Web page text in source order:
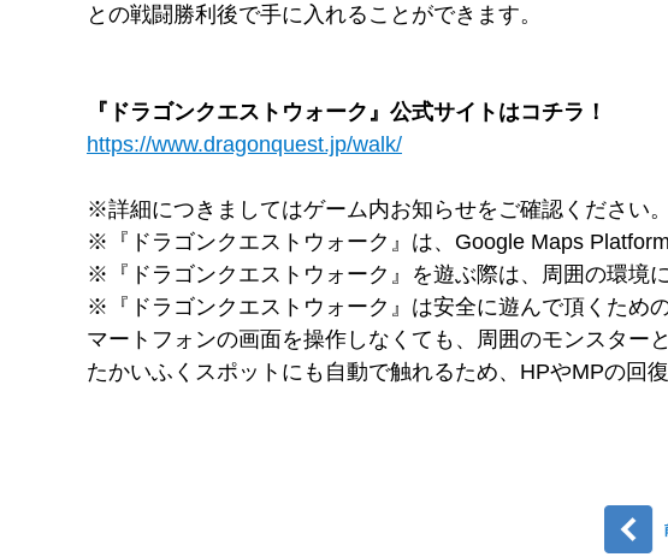
との戦闘勝利後で手に入れることができます。
『ドラゴンクエストウォーク』公式サイトはコチラ！
https://www.dragonquest.jp/walk/
※詳細につきましてはゲーム内お知らせをご確認ください。
※『ドラゴンクエストウォーク』は、Google Maps
※『ドラゴンクエストウォーク』を遊ぶ際は、周囲の環境
※『ドラゴンクエストウォーク』は安全に遊んで頂くため
マートフォンの画面を操作しなくても、周囲のモンスター
たかいふくスポットにも自動で触れるため、HPやMPの回